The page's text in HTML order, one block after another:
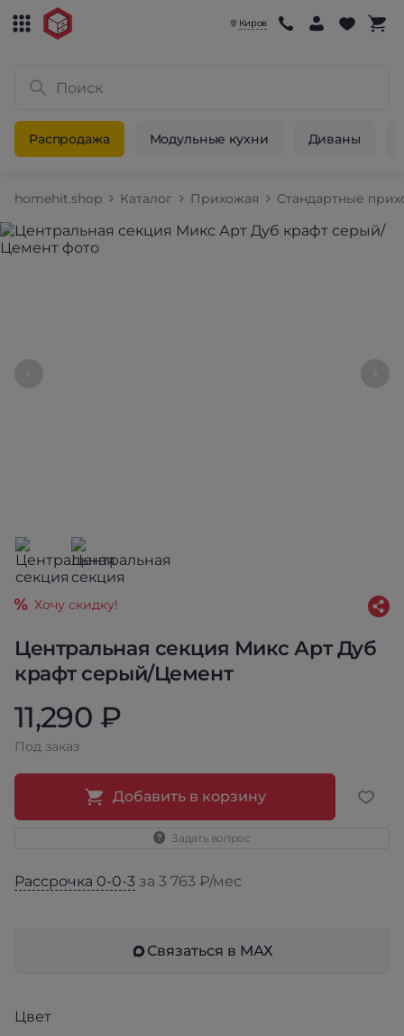
Киров
Распродажа Модульные кухни Диваны
homehit.shop Каталог Прихожая Стандартные
Центральная секция Микс Арт Дуб
крафт серый/Цемент
Хочу скидку!
11,290 ₽
Под заказ
Добавить в корзину
Задать вопрос
Рассрочка 0-0-3 за 3 763 ₽/мес
Связаться в МАХ
Цвет